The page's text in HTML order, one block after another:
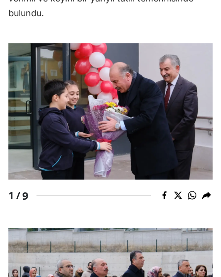
Isparta
Mersin
İstanbul
Kayseri
Kırşehir
Kocaeli
Konya
bulundu.
1 /9